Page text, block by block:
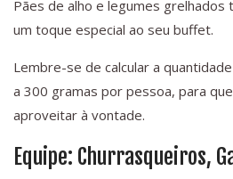
Pães de alho e legumes grelhados
um toque especial ao seu buffet.
Lembre-se de calcular a
a 300 gramas por pessoa, para
aproveitar à vontade.
Equipe: Churrasqueiros,